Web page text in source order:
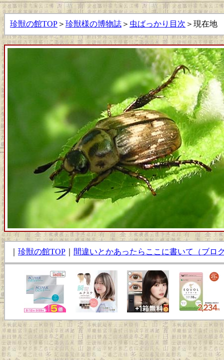
珍獣の館TOP ＞ 珍獣様の博物誌 ＞ 虫ばっかり目次 ＞現在地
珍獣の館TOP 間違いとかあったらここに書いて（ブロ